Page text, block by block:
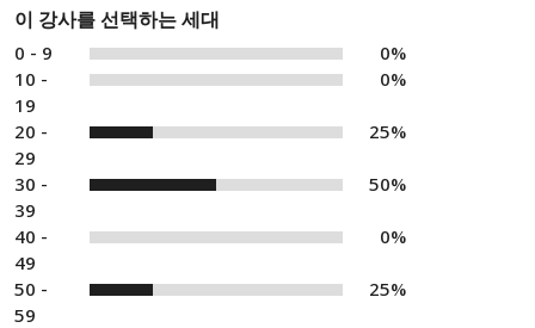
이 강사를 선택하는 세대
0 - 9
0%
10 -
19
0%
20 -
29
25%
30 -
39
50%
40 -
49
0%
50 -
59
25%